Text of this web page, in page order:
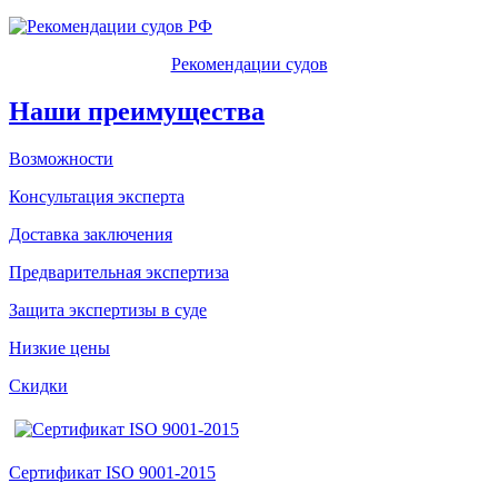
Рекомендации судов
Наши преимущества
Возможности
Консультация эксперта
Доставка заключения
Предварительная экспертиза
Защита экспертизы в суде
Низкие цены
Скидки
Сертификат ISO 9001-2015